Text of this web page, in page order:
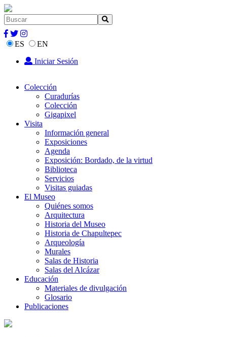
ES
EN
Iniciar Sesión
Colección
Curadurías
Colección
Gigapixel
Visita
Información general
Exposiciones
Agenda
Exposición: Bordado, de la virtud
Biblioteca
Servicios
Visitas guiadas
El Museo
Quiénes somos
Arquitectura
Historia del Museo
Historia de Chapultepec
Arqueología
Murales
Salas de Historia
Salas del Alcázar
Educación
Materiales de divulgación
Glosario
Publicaciones